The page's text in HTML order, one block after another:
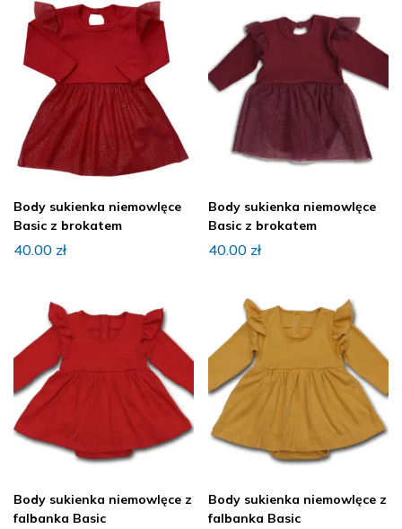
Body sukienka niemowlęce
Basic z brokatem
40.00 zł
Body sukienka niemowlęce
Basic z brokatem
40.00 zł
Body sukienka niemowlęce z
falbanka Basic
Body sukienka niemowlęce z
falbanka Basic